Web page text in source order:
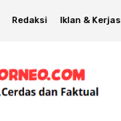
Redaksi Iklan &